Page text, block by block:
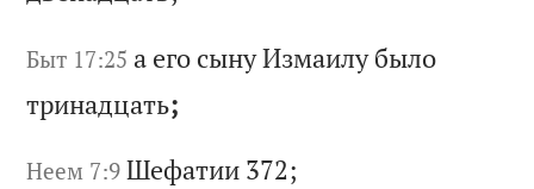
Быт 17:25 а его сынуИзмаилубыло
тринадцать;
Неем 7:9 Шефатии 372;